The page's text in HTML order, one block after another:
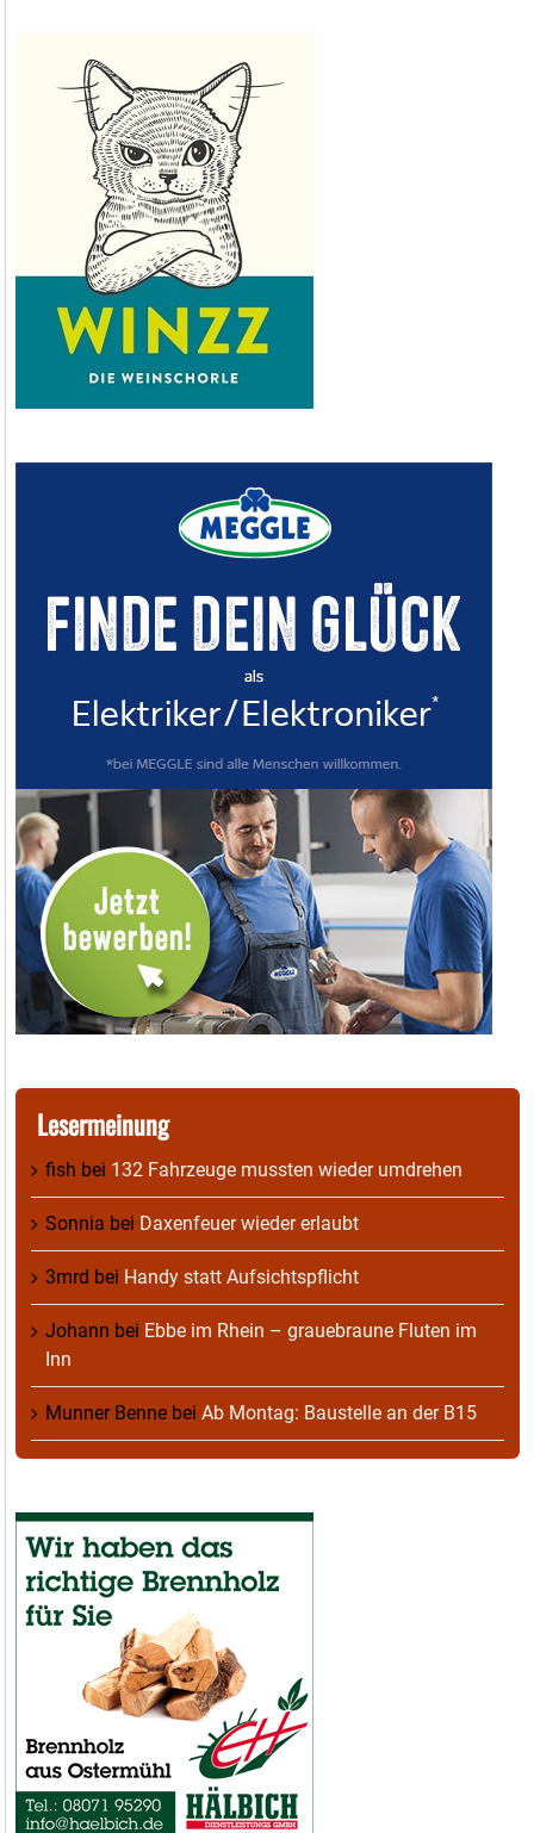
Lesermeinung
fish bei 132 Fahrzeuge mussten wieder umdrehen
Sonnia bei Daxenfeuer wieder erlaubt
3mrd bei Handy statt Aufsichtspflicht
Johann bei Ebbe im Rhein – grauebraune Fluten im
Inn
Munner Benne bei Ab Montag: Baustelle an der B15